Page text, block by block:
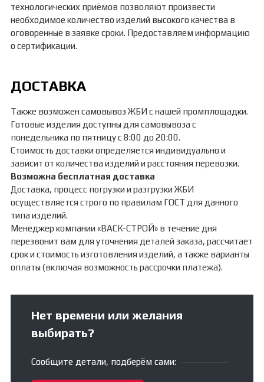
технологических приёмов позволяют произвести
необходимое количество изделий высокого качества в
оговоренные в заявке сроки. Предоставляем информацию
о сертификации.
ДОСТАВКА
Также возможен самовывоз ЖБИ с нашей промплощадки.
Готовые изделия доступны для самовывоза с
понедельника по пятницу с 8:00 до 20:00.
Стоимость доставки определяется индивидуально и
зависит от количества изделий и расстояния перевозки.
Возможна бесплатная доставка
Доставка, процесс погрузки и разгрузки ЖБИ
осуществляется строго по правилам ГОСТ для данного
типа изделий.
Менеджер компании «ВАСК-СТРОЙ» в течение дня
перезвонит вам для уточнения деталей заказа, рассчитает
срок и стоимость изготовления изделий, а также варианты
оплаты (включая возможность рассрочки платежа).
Нет времени или желания
выбирать?
Сообщите детали, подберём сами: